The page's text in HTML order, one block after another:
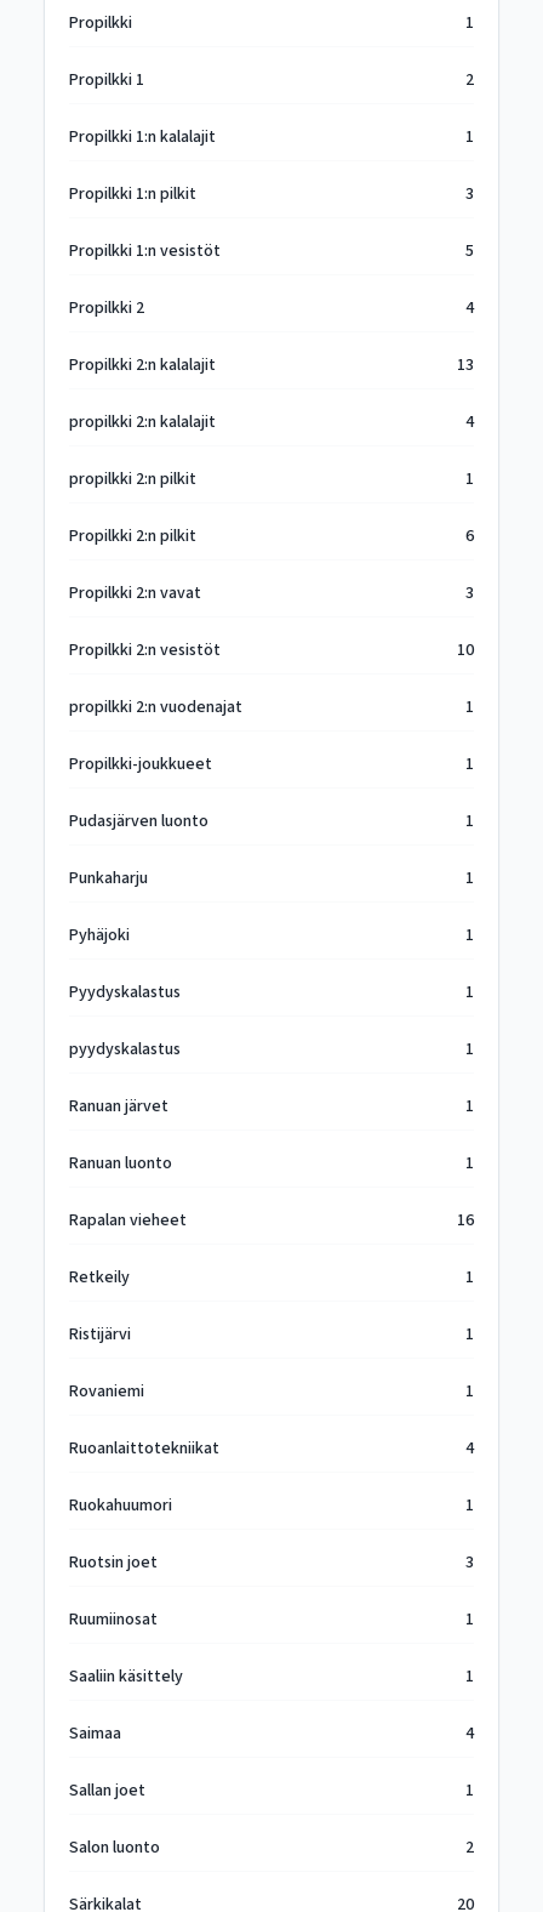
Propilkki 1
Propilkki 1 2
Propilkki 1:n kalalajit 1
Propilkki 1:n pilkit 3
Propilkki 1:n vesistöt 5
Propilkki 2 4
Propilkki 2:n kalalajit 13
propilkki 2:n kalalajit 4
propilkki 2:n pilkit 1
Propilkki 2:n pilkit 6
Propilkki 2:n vavat 3
Propilkki 2:n vesistöt 10
propilkki 2:n vuodenajat 1
Propilkki-joukkueet 1
Pudasjärven luonto 1
Punkaharju 1
Pyhäjoki 1
Pyydyskalastus 1
pyydyskalastus 1
Ranuan järvet 1
Ranuan luonto 1
Rapalan vieheet 16
Retkeily 1
Ristijärvi 1
Rovaniemi 1
Ruoanlaittotekniikat 4
Ruokahuumori 1
Ruotsin joet 3
Ruumiinosat 1
Saaliin käsittely 1
Saimaa 4
Sallan joet 1
Salon luonto 2
Särkikalat 20